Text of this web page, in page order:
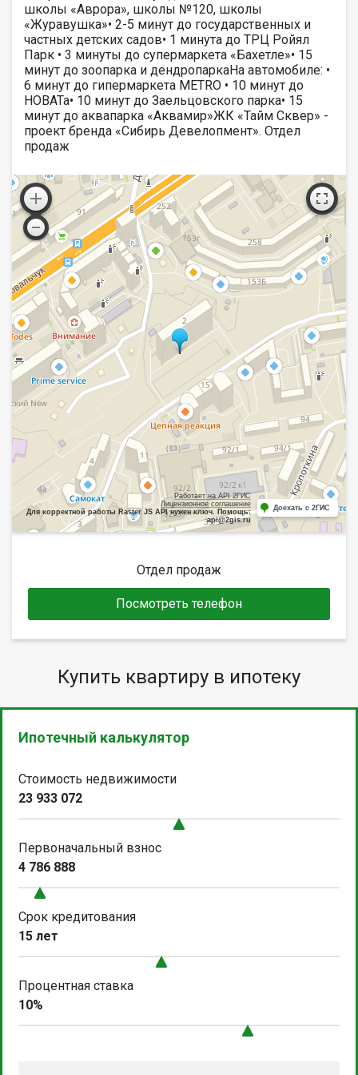
школы «Аврора», школы №120, школы
«Журавушка»• 2-5 минут до государственных и
частных детских садов• 1 минута до ТРЦ Ройял
Парк • 3 минуты до супермаркета «Бахетле»• 15
минут до зоопарка и дендропаркаНа автомобиле: •
6 минут до гипермаркета METRO • 10 минут до
НОВАТа• 10 минут до Заельцовского парка• 15
минут до аквапарка «Аквамир»ЖК «Тайм Сквер» -
проект бренда «Сибирь Девелопмент». Отдел
продаж
Работает на API 2ГИС
Лицензионное соглашение
Для корректной работы Raster JS API нужен ключ. Помощь:
api@2gis.ru
Доехать с 2ГИС
Отдел продаж
Посмотреть телефон
Купить квартиру в ипотеку
Ипотечный калькулятор
Стоимость недвижимости
23 933 072
Первоначальный взнос
4 786 888
Срок кредитования
15 лет
Процентная ставка
10%